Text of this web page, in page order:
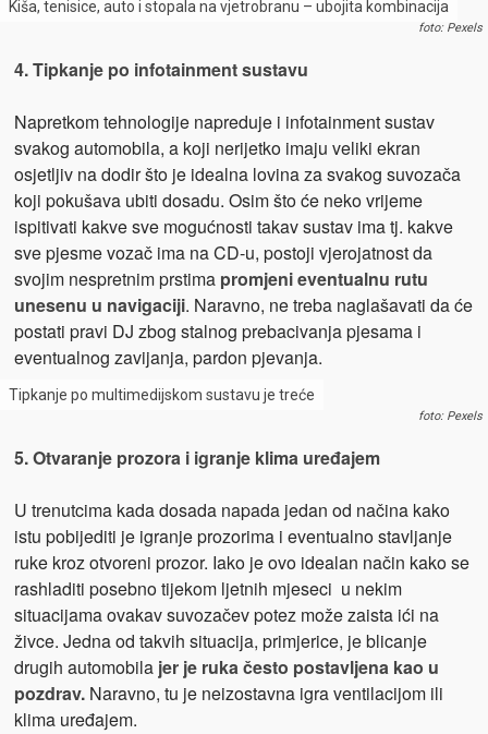
Kiša, tenisice, auto i stopala na vjetrobranu – ubojita kombinacija
foto: Pexels
4. Tipkanje po infotainment sustavu
Napretkom tehnologije napreduje i infotainment sustav
svakog automobila, a koji nerijetko imaju veliki ekran
osjetljiv na dodir što je idealna lovina za svakog suvozača
koji pokušava ubiti dosadu. Osim što će neko vrijeme
ispitivati kakve sve mogućnosti takav sustav ima tj. kakve
sve pjesme vozač ima na CD-u, postoji vjerojatnost da
svojim nespretnim prstima promjeni eventualnu rutu
unesenu u navigaciji. Naravno, ne treba naglašavati da će
postati pravi DJ zbog stalnog prebacivanja pjesama i
eventualnog zavijanja, pardon pjevanja.
Tipkanje po multimedijskom sustavu je treće
foto: Pexels
5. Otvaranje prozora i igranje klima uređajem
U trenutcima kada dosada napada jedan od načina kako
istu pobijediti je igranje prozorima i eventualno stavljanje
ruke kroz otvoreni prozor. Iako je ovo idealan način kako se
rashladiti posebno tijekom ljetnih mjeseci u nekim
situacijama ovakav suvozačev potez može zaista ići na
živce. Jedna od takvih situacija, primjerice, je blicanje
drugih automobila jer je ruka često postavljena kao u
pozdrav.Naravno, tu je neizostavna igra ventilacijom ili
klima uređajem.